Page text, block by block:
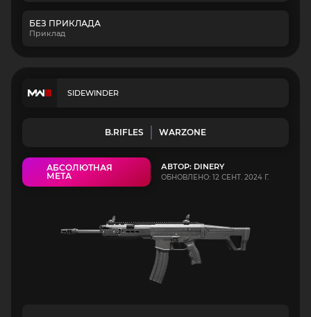
БЕЗ ПРИКЛАДА
Приклад
SIDEWINDER
B.RIFLES WARZONE
АБСОЛЮТНАЯ
МЕТА
АВТОР: DINERY
ОБНОВЛЕНО: 12 СЕНТ. 2024 Г.